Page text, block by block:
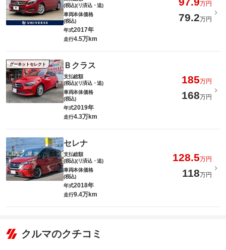
(税込)(リ済込・追)
万円
車両本体価格
(税込)
79.2万円
年式2017年
走行4.5万km
グーネットセレクト Ｂクラス
支払総額
(税込)(リ済込・追)
185万円
車両本体価格
(税込)
168万円
年式2019年
走行4.3万km
セレナ
支払総額
(税込)(リ済込・追)
128.5万円
車両本体価格
(税込)
118万円
年式2018年
走行9.4万km
クルマのクチコミ